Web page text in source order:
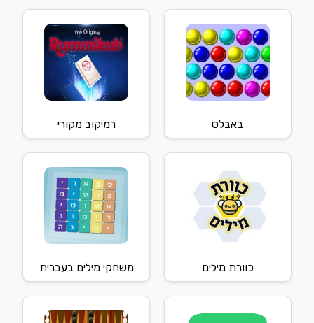
באבלס רמיקוב מקורי
כוורת מילים משחקי מילים בעברית